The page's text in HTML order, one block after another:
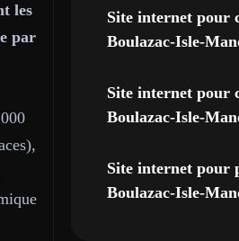
les
par
Site internet pour
Boulazac-Isle-
Site internet pour
Boulazac-Isle-
Site internet pour
Boulazac-Isle-